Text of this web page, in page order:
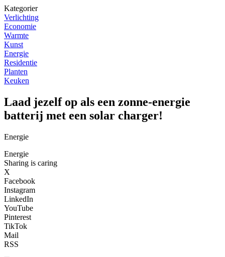
Kategorier
Verlichting
Economie
Warmte
Kunst
Energie
Residentie
Planten
Keuken
Laad jezelf op als een zonne-energie
batterij met een solar charger!
Energie
Energie
Sharing is caring
X
Facebook
Instagram
LinkedIn
YouTube
Pinterest
TikTok
Mail
RSS